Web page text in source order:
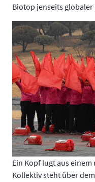
Biotop jenseits
Ein Kopf lugt aus
Kollektiv steht über